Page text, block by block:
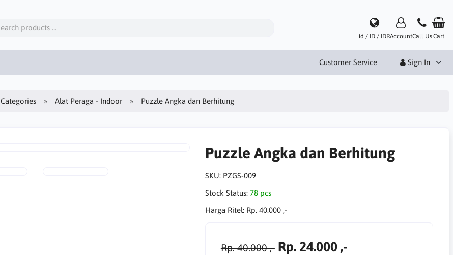
id / ID / IDRAccountCall UsCart
Customer Service Sign In
Categories Alat Peraga - Indoor Puzzle Angka dan Berhitung
Puzzle Angka dan Berhitung
SKU: PZGS-009
Stock Status: 78 pcs
Harga Ritel: Rp. 40.000 ,-
Rp. 40.000 ,- Rp. 24.000 ,-